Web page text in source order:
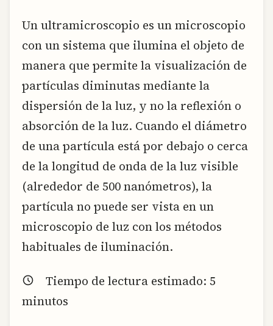
Un ultramicroscopio es un microscopio
con un sistema que ilumina el objeto de
manera que permite la visualización de
partículas diminutas mediante la
dispersión de la luz, y no la reflexión o
absorción de la luz. Cuando el diámetro
de una partícula está por debajo o cerca
de la longitud de onda de la luz visible
(alrededor de 500 nanómetros), la
partícula no puede ser vista en un
microscopio de luz con los métodos
habituales de iluminación.
Tiempo de lectura estimado: 5
minutos